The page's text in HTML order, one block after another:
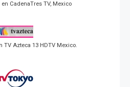
CadenaTres TV, Mexico
TV Azteca 13 HDTV Mexico.